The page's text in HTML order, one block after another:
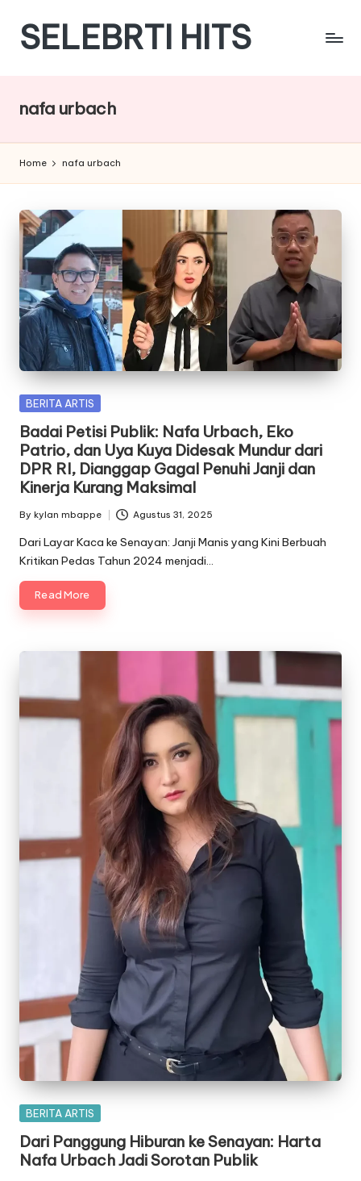
SkipSELEBRTI HITS
berita
artis
indonesia
nafa urbach
Home nafa urbach
Posted
BERITA ARTIS
Badai Petisi Publik: Nafa Urbach, Eko
Patrio, dan Uya Kuya Didesak Mundur dari
DPR RI, Dianggap Gagal Penuhi Janji dan
Kinerja Kurang Maksimal
Posted
by
By kylan mbappe Agustus 31, 2025
Dari Layar Kaca ke Senayan: Janji Manis yang Kini Berbuah
Kritikan Pedas Tahun 2024 menjadi…
Read More
Posted
BERITA ARTIS
Dari Panggung Hiburan ke Senayan: Harta
Nafa Urbach Jadi Sorotan Publik